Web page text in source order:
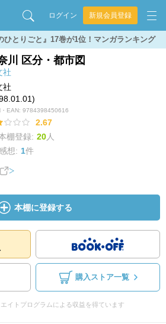
ログイン 新規会員登録
ひとりごと』17巻が1位！マンガランキング
川 区分・都市図
社
社
EAN: 9784398450616
2.67
棚登録: 20人
感想: 1件
本棚に登録する
購入ストア一覧
イトプログラムによる収益を得ています